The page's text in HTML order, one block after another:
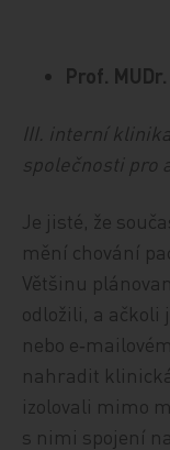
Prof.
III. interní klinika
společnosti pro
Je jisté, že
mění chování
Většinu
odložili, a ačkoli
nebo
nahradit
izolovali mimo
s nimi spojení